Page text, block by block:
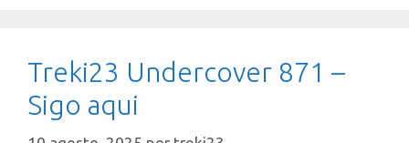
Treki23 Undercover 871 –
Sigo aqui